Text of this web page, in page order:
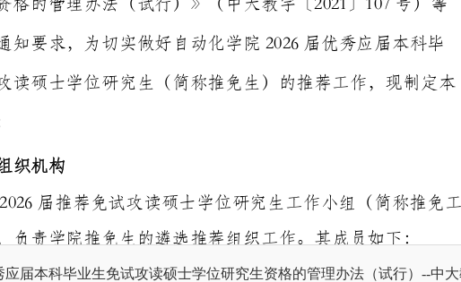
届本科毕业生免试攻读硕士学位研究生资格的管理办法（试行）--中大